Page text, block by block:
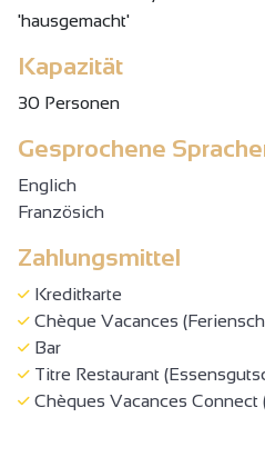
'hausgemacht'
Kapazität
30 Personen
Gesprochene
Englich
Französich
Zahlungsmittel
Kreditkarte
Chèque Vacances
Bar
Titre Restaurant
Chèques Vacances